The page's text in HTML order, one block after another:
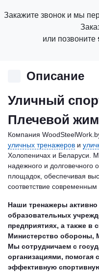
Закажите звонок и мы
или
Описание
Уличный
Плечевой жим
Компания
уличных тренажеров и
Холопеничах и Беларуси.
надежного и долговечного
площадок, обеспечивая
соответствие современным
Наши тренажеры
образовательных
предприятиях, а также в
Министерство обороны,
Мы сотрудничаем с
организациями, помогая
эффективную